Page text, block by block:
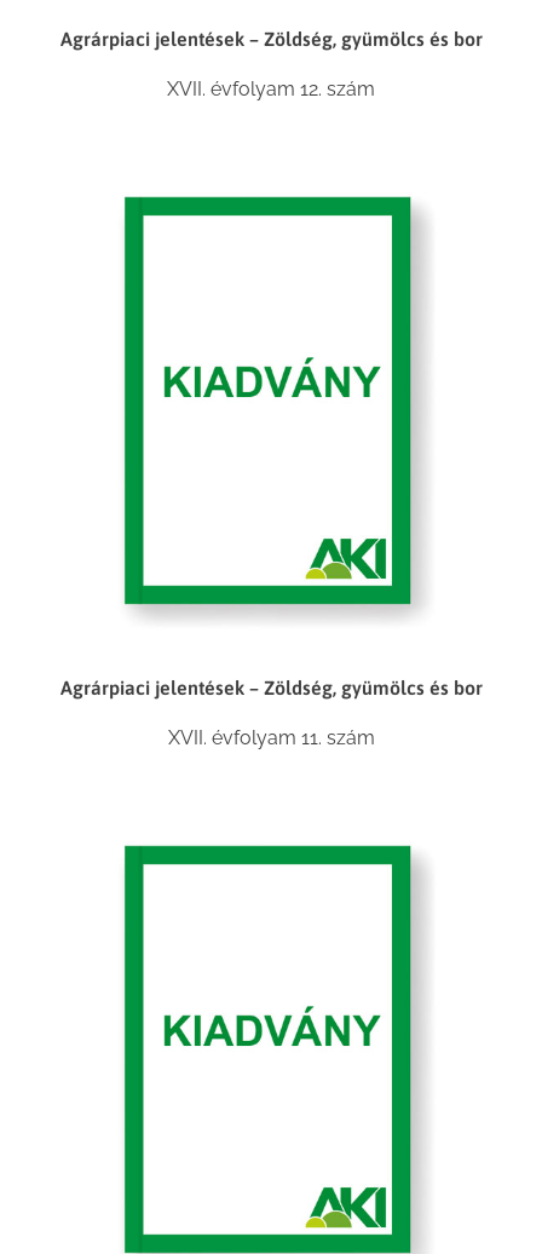
Agrárpiaci jelentések – Zöldség, gyümölcs és bor
XVII. évfolyam 12. szám
Agrárpiaci jelentések – Zöldség, gyümölcs és bor
XVII. évfolyam 11. szám